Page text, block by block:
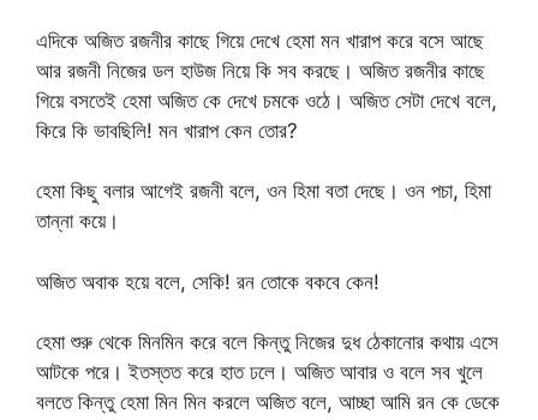
এদিকে অজিত রজনীর কাছে গিয়ে দেখে হেমা মন খারাপ করে বসে আছে
আর রজনী নিজের ডল হাউজ নিয়ে কি সব করছে। অজিত রজনীর কাছে
গিয়ে বসতেই হেমা অজিত কে দেখে চমকে ওঠে। অজিত সেটা দেখে বলে,
কিরে কি ভাবছিলি! মন খারাপ কেন তোর?
হেমা কিছু বলার আগেই রজনী বলে, ওন হিমা বতা দেছে। ওন পচা, হিমা
তান্না কয়ে।
অজিত অবাক হয়ে বলে, সেকি! রন তোকে বকবে কেন!
হেমা শুরু থেকে মিনমিন করে বলে কিন্তু নিজের দুধ ঠেকানোর কথায় এসে
আটকে পরে। ইতস্তত করে হাত ঢলে। অজিত আবার ও বলে সব খুলে
বলতে কিন্তু হেমা মিন মিন করলে অজিত বলে, আচ্ছা আমি রন কে ডেকে